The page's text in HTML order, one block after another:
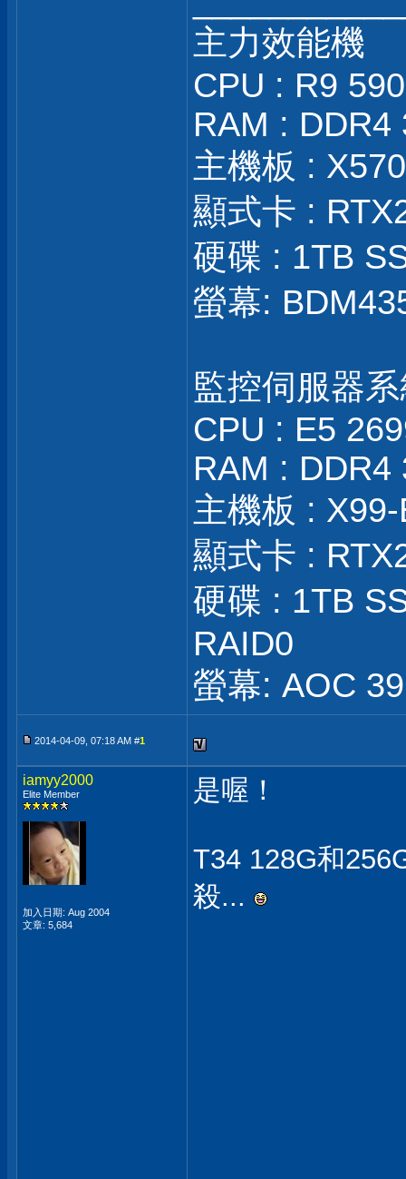
主力效能機
CPU : R9
RAM : DDR4
主機板 :
顯式卡 :
硬碟 : 1TB
螢幕:
監控伺服器
CPU : E5
RAM : DDR4
主機板 : X99-
顯式卡 :
硬碟 : 1TB
RAID0
螢幕: AOC
2014-04-09, 07:18 AM #1
iamyy2000
Elite Member
加入日期: Aug 2004
文章: 5,684
是喔！
T34 128G和
殺...